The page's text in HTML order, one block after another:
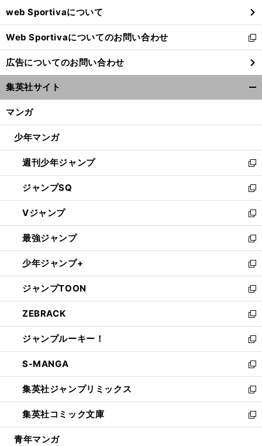
で
開
く
web Sportivaについて
Web Sportivaについてのお問い合わせ
新
し
い
ウ
ィ
ン
ウ
開
く
広告についてのお問い合わせ
集英社サイト
マンガ
少年マンガ
週刊少年ジャンプ
新
し
い
ウ
ィ
ン
ド
ウ
で
開
く
ジャンプSQ
新
し
い
ウ
ィ
ン
ド
ウ
で
開
く
Vジャンプ
新
し
い
ウ
ィ
ン
ド
ウ
で
開
く
最強ジャンプ
新
し
い
ウ
ィ
ン
ド
ウ
で
開
く
少年ジャンプ+
新
し
い
ウ
ィ
ン
ド
ウ
で
開
く
ジャンプTOON
新
し
い
ウ
ィ
ン
ド
ウ
で
開
く
ZEBRACK
新
し
い
ウ
ィ
ン
ド
ウ
で
開
ジャンプルーキー！
新
し
い
ウ
ィ
ン
ド
ウ
S-MANGA
新
し
い
ウ
ィ
ン
集英社ジャンプリミックス
新
し
い
ウ
集英社コミック文庫
新
し
青年マンガ